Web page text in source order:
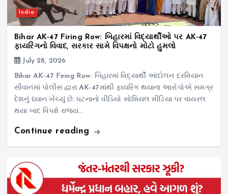
India
Bihar AK-47 Firing Row: બિહારમાં વિદ્યાર્થીઓ પર AK-47
ફાયરિંગનો વિવાદ, સરકાર સામે વિપક્ષનો મોટો હુમલો
July 28, 2026
Bihar AK-47 Firing Row: બિહારમાં વિદ્યાર્થી આંદોલન દરમિયાન
સીવાનમાં પોલીસ દ્વારા AK-47માંથી ફાયરિંગ થયાના આરોપોએ સમગ્ર
દેશનું ધ્યાન ખેંચ્યું છે. ઘટનાનો વીડિયો સોશિયલ મીડિયા પર વાયરલ
થયા બાદ વિપક્ષે રાજ્ય…
Continue reading